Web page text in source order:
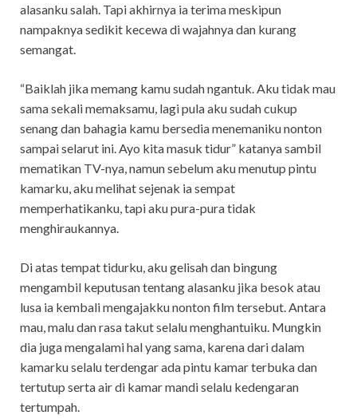
alasanku salah. Tapi akhirnya ia terima meskipun
nampaknya sedikit kecewa di wajahnya dan kurang
semangat.
“Baiklah jika memang kamu sudah ngantuk. Aku tidak mau
sama sekali memaksamu, lagi pula aku sudah cukup
senang dan bahagia kamu bersedia menemaniku nonton
sampai selarut ini. Ayo kita masuk tidur” katanya sambil
mematikan TV-nya, namun sebelum aku menutup pintu
kamarku, aku melihat sejenak ia sempat
memperhatikanku, tapi aku pura-pura tidak
menghiraukannya.
Di atas tempat tidurku, aku gelisah dan bingung
mengambil keputusan tentang alasanku jika besok atau
lusa ia kembali mengajakku nonton film tersebut. Antara
mau, malu dan rasa takut selalu menghantuiku. Mungkin
dia juga mengalami hal yang sama, karena dari dalam
kamarku selalu terdengar ada pintu kamar terbuka dan
tertutup serta air di kamar mandi selalu kedengaran
tertumpah.